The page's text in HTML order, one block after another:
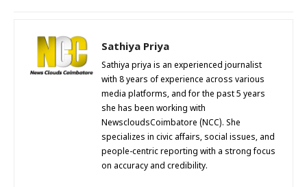
Sathiya Priya
Sathiya priya is an experienced journalist
with 8 years of experience across various
media platforms, and for the past 5 years
she has been working with
NewscloudsCoimbatore (NCC). She
specializes in civic affairs, social issues, and
people-centric reporting with a strong focus
on accuracy and credibility.